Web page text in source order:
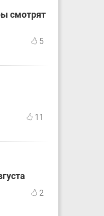
смотрят
5
11
2